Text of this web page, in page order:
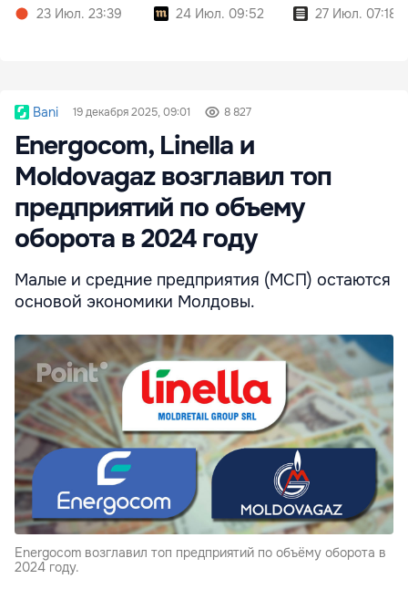
23 Июл. 23:39
24 Июл. 09:52
27 Июл. 07:18
Bani 19 декабря 2025, 09:01 8 827
Energocom, Linella и
Moldovagaz возглавил топ
предприятий по объему
оборота в 2024 году
Малые и средние предприятия (МСП) остаются
основой экономики Молдовы.
Energocom возглавил топ предприятий по объёму оборота в
2024 году.